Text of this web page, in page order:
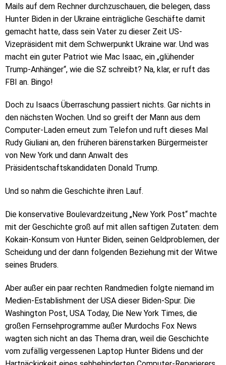
Mails auf dem Rechner durchzuschauen, die belegen, dass
Hunter Biden in der Ukraine einträgliche Geschäfte damit
gemacht hatte, dass sein Vater zu dieser Zeit US-
Vizepräsident mit dem Schwerpunkt Ukraine war. Und was
macht ein guter Patriot wie Mac Isaac, ein „glühender
Trump-Anhänger“, wie die SZ schreibt? Na, klar, er ruft das
FBI an. Bingo!
Doch zu Isaacs Überraschung passiert nichts. Gar nichts in
den nächsten Wochen. Und so greift der Mann aus dem
Computer-Laden erneut zum Telefon und ruft dieses Mal
Rudy Giuliani an, den früheren bärenstarken Bürgermeister
von New York und dann Anwalt des
Präsidentschaftskandidaten Donald Trump.
Und so nahm die Geschichte ihren Lauf.
Die konservative Boulevardzeitung „New York Post“ machte
mit der Geschichte groß auf mit allen saftigen Zutaten: dem
Kokain-Konsum von Hunter Biden, seinen Geldproblemen, der
Scheidung und der dann folgenden Beziehung mit der Witwe
seines Bruders.
Aber außer ein paar rechten Randmedien folgte niemand im
Medien-Establishment der USA dieser Biden-Spur. Die
Washington Post, USA Today, Die New York Times, die
großen Fernsehprogramme außer Murdochs Fox News
wagten sich nicht an das Thema dran, weil die Geschichte
vom zufällig vergessenen Laptop Hunter Bidens und der